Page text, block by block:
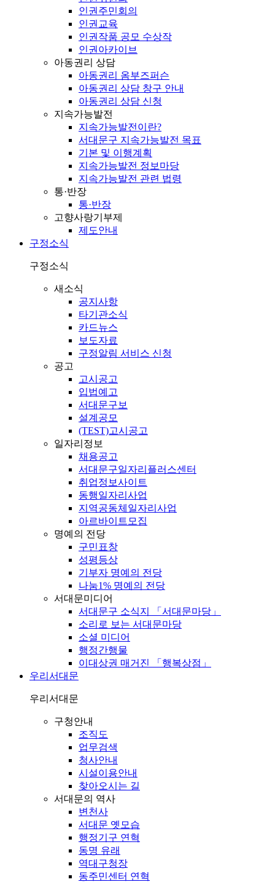
인권주민회의
인권교육
인권작품 공모 수상작
인권아카이브
아동권리 상담
아동권리 옴부즈퍼슨
아동권리 상담 창구 안내
아동권리 상담 신청
지속가능발전
지속가능발전이란?
서대문구 지속가능발전 목표
기본 및 이행계획
지속가능발전 정보마당
지속가능발전 관련 법령
통·반장
통·반장
고향사랑기부제
제도안내
구정소식
구정소식
새소식
공지사항
타기관소식
카드뉴스
보도자료
구정알림 서비스 신청
공고
고시공고
입법예고
서대문구보
설계공모
(TEST)고시공고
일자리정보
채용공고
서대문구일자리플러스센터
취업정보사이트
동행일자리사업
지역공동체일자리사업
아르바이트모집
명예의 전당
구민표창
성평등상
기부자 명예의 전당
나눔1% 명예의 전당
서대문미디어
서대문구 소식지 「서대문마당」
소리로 보는 서대문마당
소셜 미디어
행정간행물
이대상권 매거진 「행복상점」
우리서대문
우리서대문
구청안내
조직도
업무검색
청사안내
시설이용안내
찾아오시는 길
서대문의 역사
변천사
서대문 옛모습
행정기구 연혁
동명 유래
역대구청장
동주민센터 연혁